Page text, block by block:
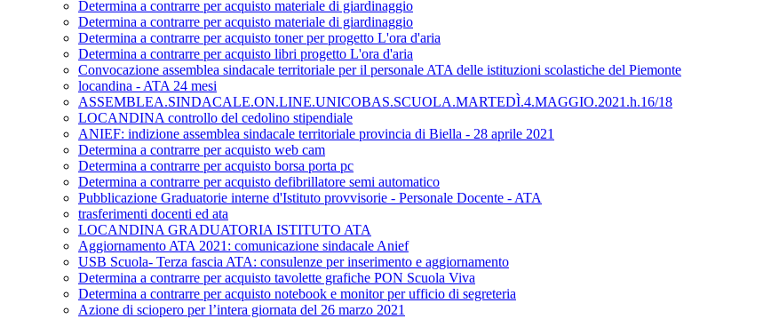
Determina a contrarre per acquisto materiale di giardinaggio
Determina a contrarre per acquisto materiale di giardinaggio
Determina a contrarre per acquisto toner per progetto L'ora d'aria
Determina a contrarre per acquisto libri progetto L'ora d'aria
Convocazione assemblea sindacale territoriale per il personale ATA delle istituzioni scolastiche del Piemonte
locandina - ATA 24 mesi
ASSEMBLEA.SINDACALE.ON.LINE.UNICOBAS.SCUOLA.MARTEDÌ.4.MAGGIO.2021.h.16/18
LOCANDINA controllo del cedolino stipendiale
ANIEF: indizione assemblea sindacale territoriale provincia di Biella - 28 aprile 2021
Determina a contrarre per acquisto web cam
Determina a contrarre per acquisto borsa porta pc
Determina a contrarre per acquisto defibrillatore semi automatico
Pubblicazione Graduatorie interne d'Istituto provvisorie - Personale Docente - ATA
trasferimenti docenti ed ata
LOCANDINA GRADUATORIA ISTITUTO ATA
Aggiornamento ATA 2021: comunicazione sindacale Anief
USB Scuola- Terza fascia ATA: consulenze per inserimento e aggiornamento
Determina a contrarre per acquisto tavolette grafiche PON Scuola Viva
Determina a contrarre per acquisto notebook e monitor per ufficio di segreteria
Azione di sciopero per l’intera giornata del 26 marzo 2021